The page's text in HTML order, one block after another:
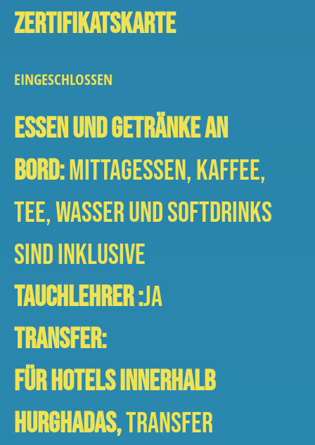
ZERTIFIKATSKARTE
EINGESCHLOSSEN
Essen und Getränke an
Bord:Mittagessen, Kaffee,
Tee, Wasser und Softdrinks
sind inklusive
Tauchlehrer :Ja
Transfer:
Für Hotels innerhalb
Hurghadas,Transfer